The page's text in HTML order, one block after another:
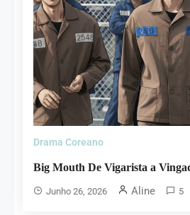
Drama Coreano
Big Mouth De Vigarista a
Junho 26, 2026 Aline 5